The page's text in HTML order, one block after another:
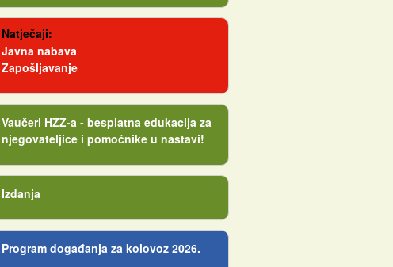
Natječaji:
Javna nabava
Zapošljavanje
Vaučeri HZZ-a - besplatna edukacija za
njegovateljice i pomoćnike u nastavi!
Izdanja
Program događanja za kolovoz 2026.